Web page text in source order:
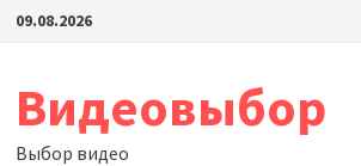
Перейти
09.08.2026
Видеовыбор
Выбор видео